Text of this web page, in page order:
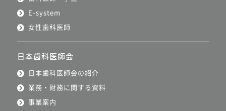
E-system
女性歯科医師
日本歯科医師会
日本歯科医師会の紹介
業務・財務に関する資料
事業案内